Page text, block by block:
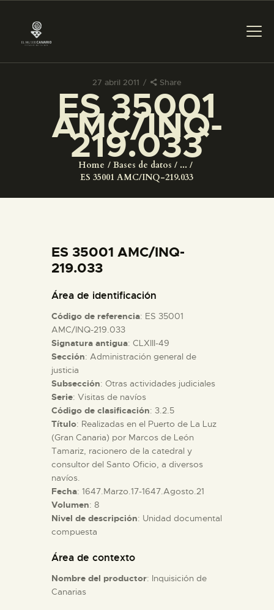
27 abril 2011 Share
ES 35001
AMC/INQ-
219.033
Home Bases de datos
...
ES 35001 AMC/INQ-219.033
PREPARAR LA VISITA
ACTIVIDADES
COLECCIONES
ESPAÑOL
PREPARAR LA VISITA
ACTIVIDADES
█
EL MUSEO
COLECCIONES
ESPAÑOL
ES 35001 AMC/INQ-
219.033
Área de identificación
Código de referencia: ES 35001
AMC/INQ-219.033
Signatura antigua: CLXIII-49
Sección: Administración general de
justicia
Subsección: Otras actividades judiciales
Serie: Visitas de navíos
Código de clasificación: 3.2.5
Título: Realizadas en el Puerto de La Luz
(Gran Canaria) por Marcos de León
Tamariz, racionero de la catedral y
consultor del Santo Oficio, a diversos
navíos.
Fecha: 1647.Marzo.17-1647.Agosto.21
Volumen: 8
Nivel de descripción: Unidad documental
compuesta
Área de contexto
Nombre del productor: Inquisición de
Canarias